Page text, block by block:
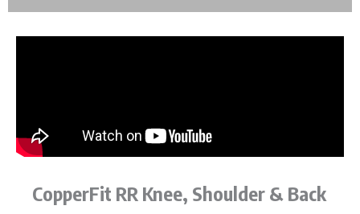
CopperFit RR Knee, Shoulder & Back
SidaSidaSidaSida Sida